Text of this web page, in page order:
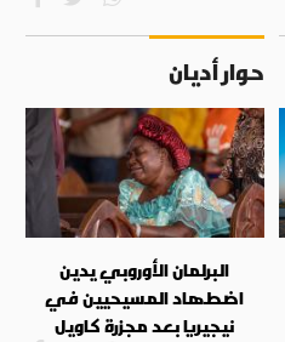
حوار أديان
البرلمان الأوروبي يدين
اضطهاد المسيحيين في
نيجيريا بعد مجزرة كاويل